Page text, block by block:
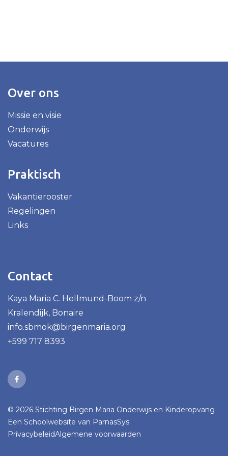
Over ons
Missie en visie
Onderwijs
Vacatures
Praktisch
Vakantierooster
Regelingen
Links
Contact
Kaya Maria C. Hellmund-Boom z/n
Kralendijk, Bonaire
info.sbmok@birgenmaria.org
+599 717 8393
© 2026 Stichting Birgen Maria Onderwijs en Kinderopvang
Een Schoolwebsite van ParnasSys
PrivacybeleidAlgemene voorwaarden